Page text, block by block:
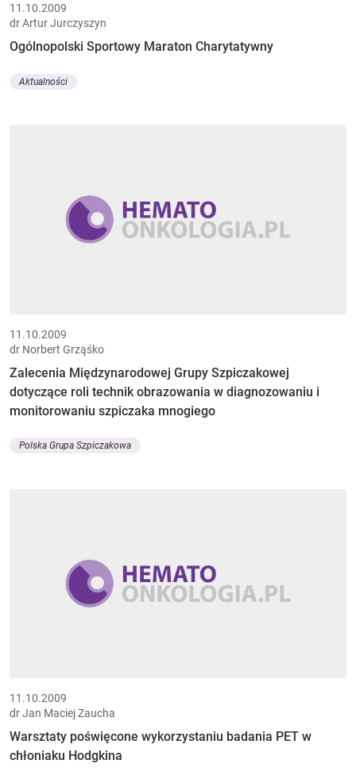
11.10.2009
dr Artur Jurczyszyn
Ogólnopolski Sportowy Maraton Charytatywny
Aktualności
11.10.2009
dr Norbert Grząśko
Zalecenia Międzynarodowej Grupy Szpiczakowej
dotyczące roli technik obrazowania w diagnozowaniu i
monitorowaniu szpiczaka mnogiego
Polska Grupa Szpiczakowa
11.10.2009
dr Jan Maciej Zaucha
Warsztaty poświęcone wykorzystaniu badania PET w
chłoniaku Hodgkina